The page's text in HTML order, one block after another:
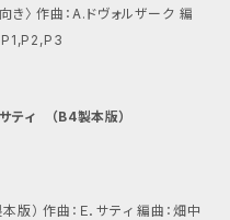
〉 作曲：A.ドヴォルザーク 編
P1,P2,P3
ィ （B4製本版）
） 作曲：Ｅ．サティ 編曲：畑中